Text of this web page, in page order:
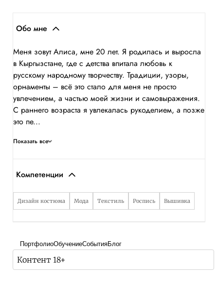
Обо мне
Меня зовут Алиса, мне 20 лет. Я родилась и выросла
в Кыргызстане, где с детства впитала любовь к
русскому народному творчеству. Традиции, узоры,
орнаменты – всё это стало для меня не просто
увлечением, а частью моей жизни и самовыражения.
С раннего возраста я увлекалась рукоделием, а позже
это пе...
Показать все
Компетенции
Дизайн костюма Мода Текстиль Роспись Вышивка
ПортфолиоОбучениеСобытияБлог
Контент 18+